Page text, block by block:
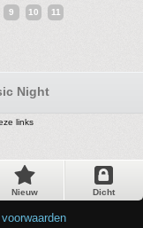
9 10 11
Night
links
Nieuw Dicht
voorwaarden